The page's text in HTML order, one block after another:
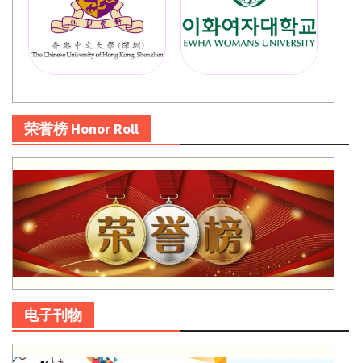
荣誉榜 Honor Roll
电子刊物